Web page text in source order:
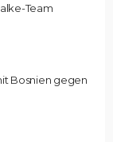
Team
Bosnien gegen